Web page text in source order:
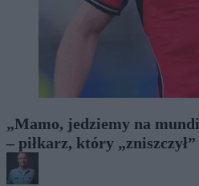
„Mamo, jedziemy na
– piłkarz, który